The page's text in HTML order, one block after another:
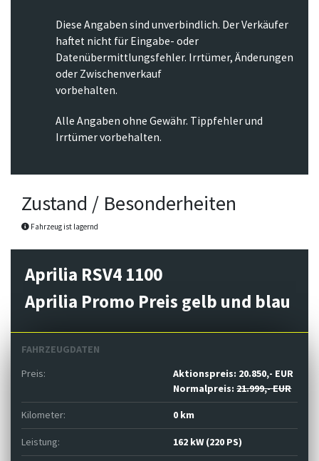
Diese Angaben sind unverbindlich. Der Verkäufer
haftet nicht für Eingabe- oder
Datenübermittlungsfehler. Irrtümer, Änderungen
oder Zwischenverkauf
vorbehalten.
Alle Angaben ohne Gewähr. Tippfehler und
Irrtümer vorbehalten.
Zustand / Besonderheiten
Fahrzeug ist lagernd
Aprilia RSV4 1100
Aprilia Promo Preis gelb und blau
FAHRZEUGDATEN
Preis:
Aktionspreis: 20.850,- EUR
Normalpreis:21.999,- EUR
Kilometer: 0 km
Leistung: 162 kW (220 PS)